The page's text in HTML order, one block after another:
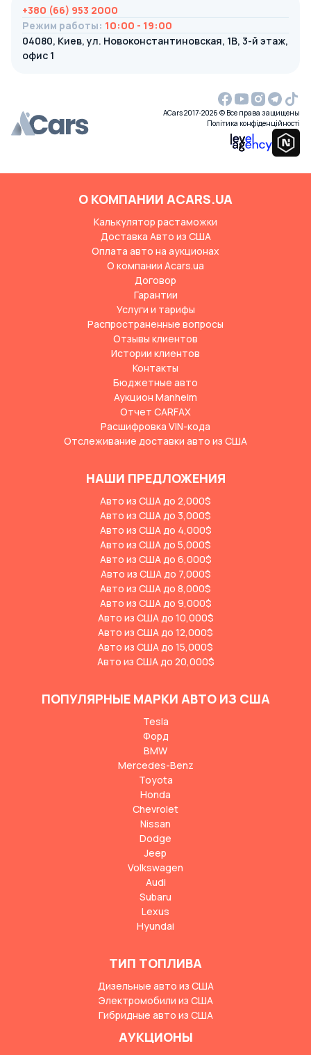
+380 (66) 953 2000
Режим работы: 10:00 - 19:00
04080, Киев, ул. Новоконстантиновская, 1В, 3-й этаж,
офис 1
ACars 2017-2026 © Все права защищены
Політика конфіденційності
О КОМПАНИИ ACARS.UA
Калькулятор растаможки
Доставка Авто из США
Оплата авто на аукционах
О компании Acars.ua
Договор
Гарантии
Услуги и тарифы
Распространенные вопросы
Отзывы клиентов
Истории клиентов
Контакты
Бюджетные авто
Аукцион Manheim
Отчет CARFAX
Расшифровка VIN-кода
Отслеживание доставки авто из США
НАШИ ПРЕДЛОЖЕНИЯ
Авто из США до 2,000$
Авто из США до 3,000$
Авто из США до 4,000$
Авто из США до 5,000$
Авто из США до 6,000$
Авто из США до 7,000$
Авто из США до 8,000$
Авто из США до 9,000$
Авто из США до 10,000$
Авто из США до 12,000$
Авто из США до 15,000$
Авто из США до 20,000$
ПОПУЛЯРНЫЕ МАРКИ АВТО ИЗ США
Tesla
Форд
BMW
Mercedes-Benz
Toyota
Honda
Chevrolet
Nissan
Dodge
Jeep
Volkswagen
Audi
Subaru
Lexus
Hyundai
ТИП ТОПЛИВА
Дизельные авто из США
Электромобили из США
Гибридные авто из США
АУКЦИОНЫ